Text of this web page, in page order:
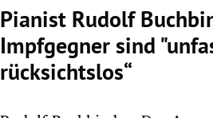
Untermenü
Untermenü
Pianist Rudolf
Impfgegner sind
rücksichtslos“